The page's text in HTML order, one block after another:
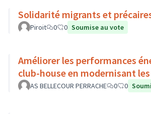
Solidarité migrants et
Piroit 0 0 Soumise au vote
Améliorer les performances
club-house en modernisant
AS BELLECOUR PERRACHE 0 0